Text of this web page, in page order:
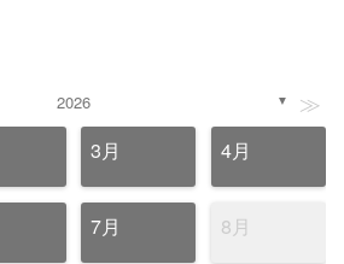
2026 ▼ ≫
3月 4月
7月 8月